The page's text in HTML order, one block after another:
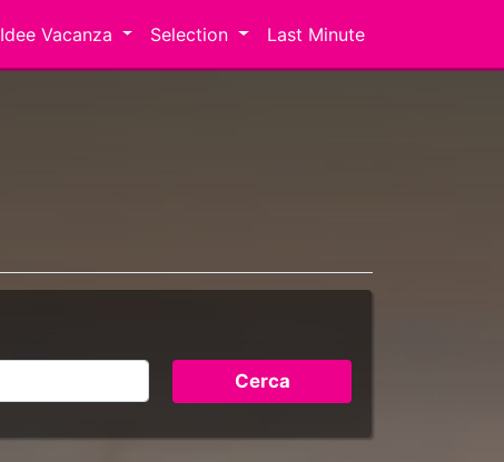
Idee Vacanza Selection Last Minute
Cerca